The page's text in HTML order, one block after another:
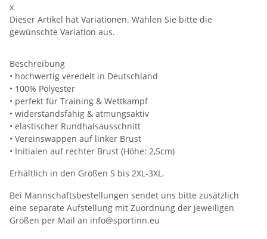
x
Dieser Artikel hat Variationen. Wählen Sie bitte die
gewünschte Variation aus.
Beschreibung
• hochwertig veredelt in Deutschland
• 100% Polyester
• perfekt für Training & Wettkampf
• widerstandsfähig & atmungsaktiv
• elastischer Rundhalsausschnitt
• Vereinswappen auf linker Brust
• Initialen auf rechter Brust (Höhe: 2,5cm)
Erhältlich in den Größen S bis 2XL-3XL.
Bei Mannschaftsbestellungen sendet uns bitte zusätzlich
eine separate Aufstellung mit Zuordnung der jeweiligen
Größen per Mail an info@sportinn.eu